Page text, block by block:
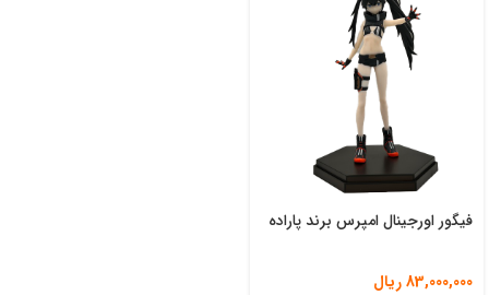
فیگور اورجینال امپرس برند پاراده
83,000,000ریال